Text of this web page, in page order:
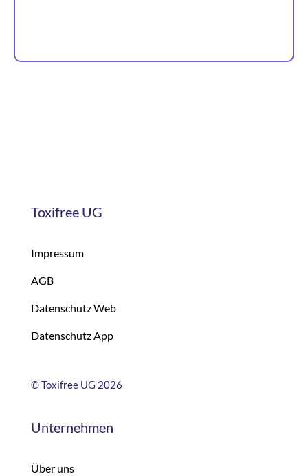
Toxifree UG
Impressum
AGB
Datenschutz Web
Datenschutz App
©Toxifree UG 2026
Unternehmen
Über uns